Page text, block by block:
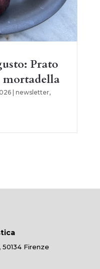
Prato
mortadella
| newsletter,
Firenze